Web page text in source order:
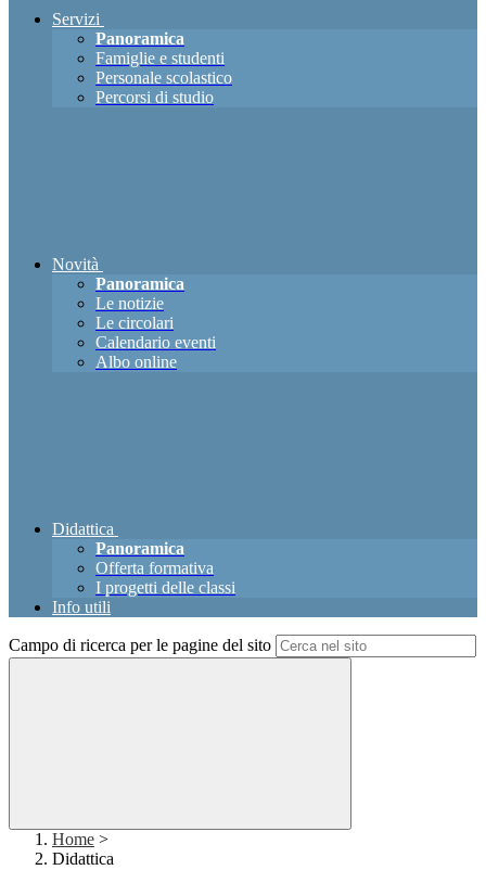
Servizi
Panoramica
Famiglie e studenti
Personale scolastico
Percorsi di studio
Novità
Panoramica
Le notizie
Le circolari
Calendario eventi
Albo online
Didattica
Panoramica
Offerta formativa
I progetti delle classi
Info utili
Campo di ricerca per le pagine del sito
Home >
Didattica